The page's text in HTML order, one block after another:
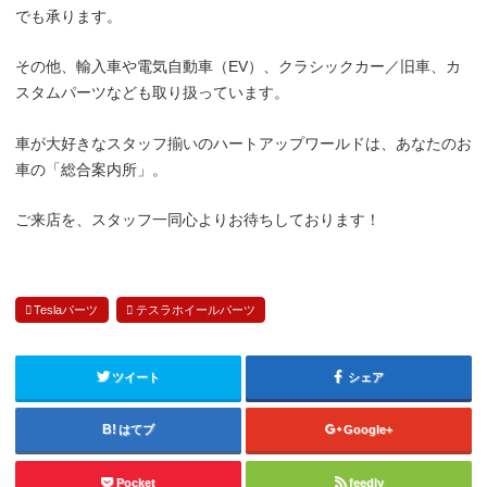
でも承ります。
その他、輸入車や電気自動車（EV）、クラシックカー／旧車、カ
スタムパーツなども取り扱っています。
車が大好きなスタッフ揃いのハートアップワールドは、あなたのお
車の「総合案内所」。
ご来店を、スタッフ一同心よりお待ちしております！
Teslaパーツ テスラホイールパーツ
ツイート シェア
はてブ Google+
Pocket feedly